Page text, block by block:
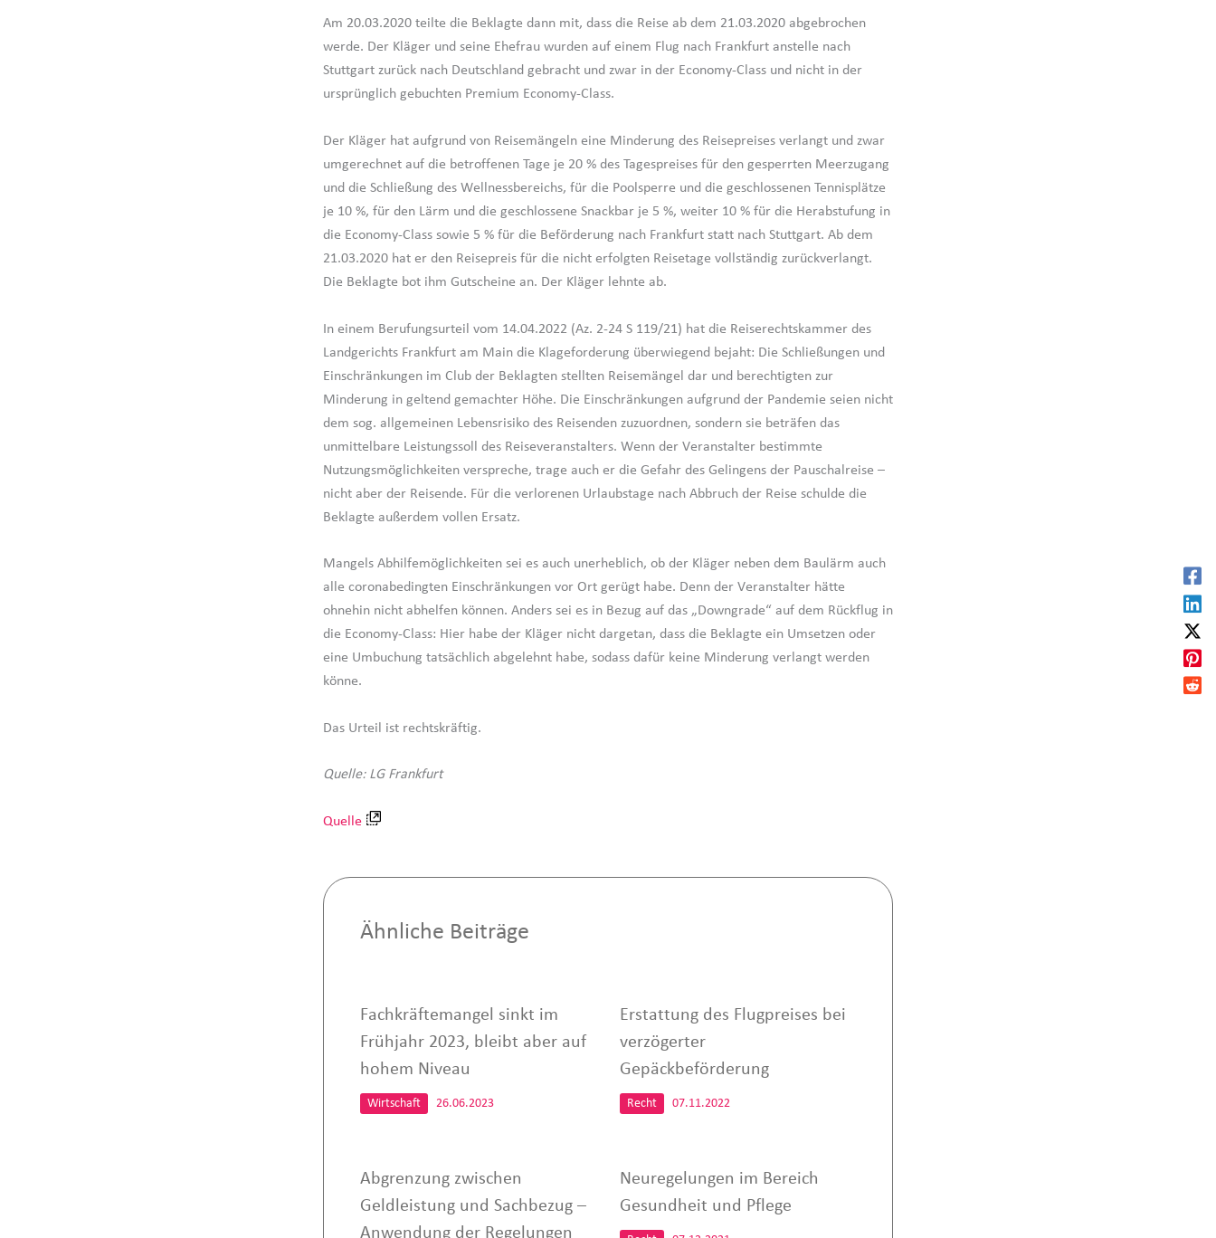
Am 20.03.2020 teilte die Beklagte dann mit, dass die Reise ab dem 21.03.2020 abgebrochen
werde. Der Kläger und seine Ehefrau wurden auf einem Flug nach Frankfurt anstelle nach
Stuttgart zurück nach Deutschland gebracht und zwar in der Economy-Class und nicht in der
ursprünglich gebuchten Premium Economy-Class.
Der Kläger hat aufgrund von Reisemängeln eine Minderung des Reisepreises verlangt und zwar
umgerechnet auf die betroffenen Tage je 20 % des Tagespreises für den gesperrten Meerzugang
und die Schließung des Wellnessbereichs, für die Poolsperre und die geschlossenen Tennisplätze
je 10 %, für den Lärm und die geschlossene Snackbar je 5 %, weiter 10 % für die Herabstufung in
die Economy-Class sowie 5 % für die Beförderung nach Frankfurt statt nach Stuttgart. Ab dem
21.03.2020 hat er den Reisepreis für die nicht erfolgten Reisetage vollständig zurückverlangt.
Die Beklagte bot ihm Gutscheine an. Der Kläger lehnte ab.
In einem Berufungsurteil vom 14.04.2022 (Az. 2-24 S 119/21) hat die Reiserechtskammer des
Landgerichts Frankfurt am Main die Klageforderung überwiegend bejaht: Die Schließungen und
Einschränkungen im Club der Beklagten stellten Reisemängel dar und berechtigten zur
Minderung in geltend gemachter Höhe. Die Einschränkungen aufgrund der Pandemie seien nicht
dem sog. allgemeinen Lebensrisiko des Reisenden zuzuordnen, sondern sie beträfen das
unmittelbare Leistungssoll des Reiseveranstalters. Wenn der Veranstalter bestimmte
Nutzungsmöglichkeiten verspreche, trage auch er die Gefahr des Gelingens der Pauschalreise –
nicht aber der Reisende. Für die verlorenen Urlaubstage nach Abbruch der Reise schulde die
Beklagte außerdem vollen Ersatz.
Mangels Abhilfemöglichkeiten sei es auch unerheblich, ob der Kläger neben dem Baulärm auch
alle coronabedingten Einschränkungen vor Ort gerügt habe. Denn der Veranstalter hätte
ohnehin nicht abhelfen können. Anders sei es in Bezug auf das „Downgrade“ auf dem Rückflug in
die Economy-Class: Hier habe der Kläger nicht dargetan, dass die Beklagte ein Umsetzen oder
eine Umbuchung tatsächlich abgelehnt habe, sodass dafür keine Minderung verlangt werden
könne.
Das Urteil ist rechtskräftig.
Quelle: LG Frankfurt
Quelle
Ähnliche Beiträge
Fachkräftemangel sinkt im
Frühjahr 2023, bleibt aber auf
hohem Niveau
Wirtschaft 26.06.2023
Erstattung des Flugpreises bei
verzögerter
Gepäckbeförderung
Recht 07.11.2022
Abgrenzung zwischen
Geldleistung und Sachbezug –
Anwendung der Regelungen
Neuregelungen im Bereich
Gesundheit und Pflege